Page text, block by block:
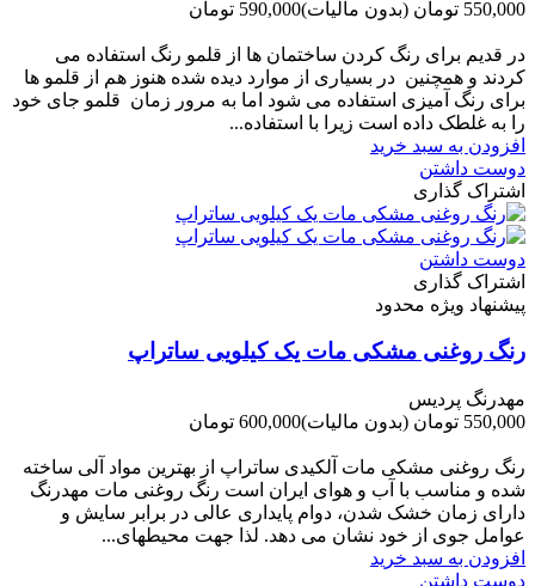
550,000 تومان (بدون مالیات)590,000 تومان
در قدیم برای رنگ کردن ساختمان ها از قلمو رنگ استفاده می
کردند و همچنین در بسیاری از موارد دیده شده هنوز هم از قلمو ها
برای رنگ آمیزی استفاده می شود اما به مرور زمان قلمو جای خود
را به غلطک داده است زیرا با استفاده...
افزودن به سبد خرید
دوست داشتن
اشتراک گذاری
دوست داشتن
اشتراک گذاری
پیشنهاد ویژه محدود
رنگ روغنی مشکی مات یک کیلویی ساتراپ
مهدرنگ پردیس
550,000 تومان
(بدون مالیات)600,000 تومان
رنگ روغنی مشکی مات آلکیدی ساتراپ از بهترین مواد آلی ساخته
شده و مناسب با آب و هوای ایران است رنگ روغنی مات مهدرنگ
دارای زﻣﺎن ﺧﺸﮏ ﺷﺪن، دوام ﭘﺎﯾﺪاری عالی در ﺑﺮاﺑﺮ ﺳﺎﯾﺶ و
ﻋﻮاﻣﻞ ﺟﻮی از ﺧﻮد ﻧﺸﺎن ﻣﯽ دﻫﺪ. ﻟﺬا ﺟﻬﺖ ﻣﺤﯿﻄ‌‌ﻬﺎی...
افزودن به سبد خرید
دوست داشتن